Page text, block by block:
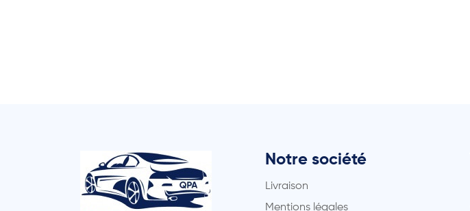
Notre société
Livraison
Mentions légales